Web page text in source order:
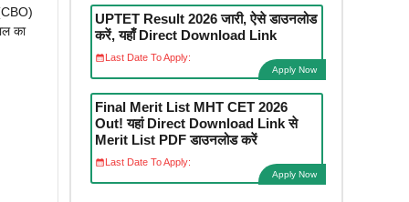
का
UPTET Result 2026 जारी, ऐसे डाउनलोड
करें, यहाँ Direct Download Link
Last Date To Apply:
Apply Now
Final Merit List MHT CET 2026
Out! यहां Direct Download Link से
Merit List PDF डाउनलोड करें
Last Date To Apply:
Apply Now